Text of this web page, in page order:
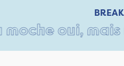
oui, mais